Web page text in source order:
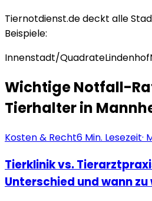
Tiernotdienst.de deckt alle
Beispiele:
Innenstadt/QuadrateLindenhof
Wichtige Notfall-
Tierhalter in
Kosten & Recht6 Min. Lesezeit·
Tierklinik vs.
Unterschied und wann zu